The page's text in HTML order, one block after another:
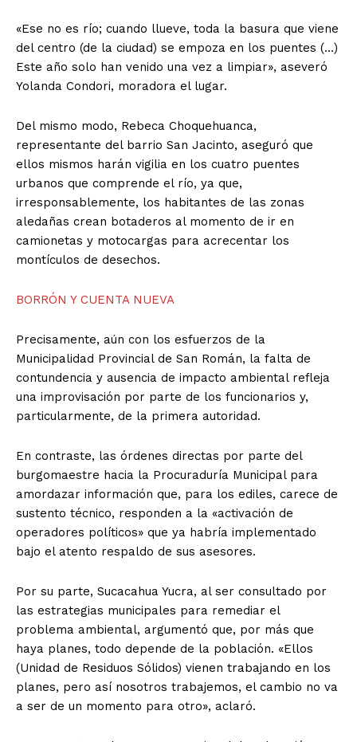
«Ese no es río; cuando llueve, toda la basura que viene
del centro (de la ciudad) se empoza en los puentes (…)
Este año solo han venido una vez a limpiar», aseveró
Yolanda Condori, moradora el lugar.
Del mismo modo, Rebeca Choquehuanca,
representante del barrio San Jacinto, aseguró que
ellos mismos harán vigilia en los cuatro puentes
urbanos que comprende el río, ya que,
irresponsablemente, los habitantes de las zonas
aledañas crean botaderos al momento de ir en
camionetas y motocargas para acrecentar los
montículos de desechos.
BORRÓN Y CUENTA NUEVA
Precisamente, aún con los esfuerzos de la
Municipalidad Provincial de San Román, la falta de
contundencia y ausencia de impacto ambiental refleja
una improvisación por parte de los funcionarios y,
particularmente, de la primera autoridad.
En contraste, las órdenes directas por parte del
burgomaestre hacia la Procuraduría Municipal para
amordazar información que, para los ediles, carece de
sustento técnico, responden a la «activación de
operadores políticos» que ya habría implementado
bajo el atento respaldo de sus asesores.
Por su parte, Sucacahua Yucra, al ser consultado por
las estrategias municipales para remediar el
problema ambiental, argumentó que, por más que
haya planes, todo depende de la población. «Ellos
(Unidad de Residuos Sólidos) vienen trabajando en los
planes, pero así nosotros trabajemos, el cambio no va
a ser de un momento para otro», aclaró.